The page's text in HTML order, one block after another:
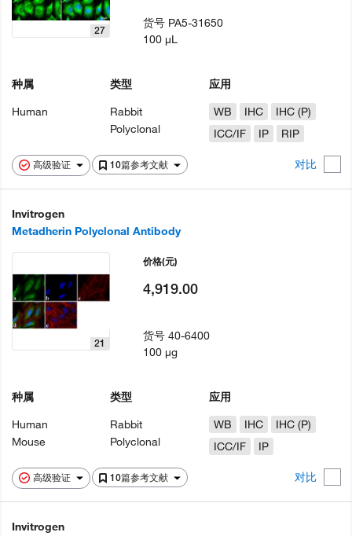
高级验证 10篇参考文献 对比
27
种属
Human
类型
Rabbit
Polyclonal
应用
WB
IHC
IHC (P)
ICC/IF
IP RIP
货号 PA5-31650
100 µL
Invitrogen
Metadherin Polyclonal Antibody
高级验证 10篇参考文献 对比
21
种属
Human
Mouse
类型
Rabbit
Polyclonal
应用
WB
IHC
IHC (P)
ICC/IF
IP
价格(元)
4,919.00
货号40-6400
100 µg
Invitrogen